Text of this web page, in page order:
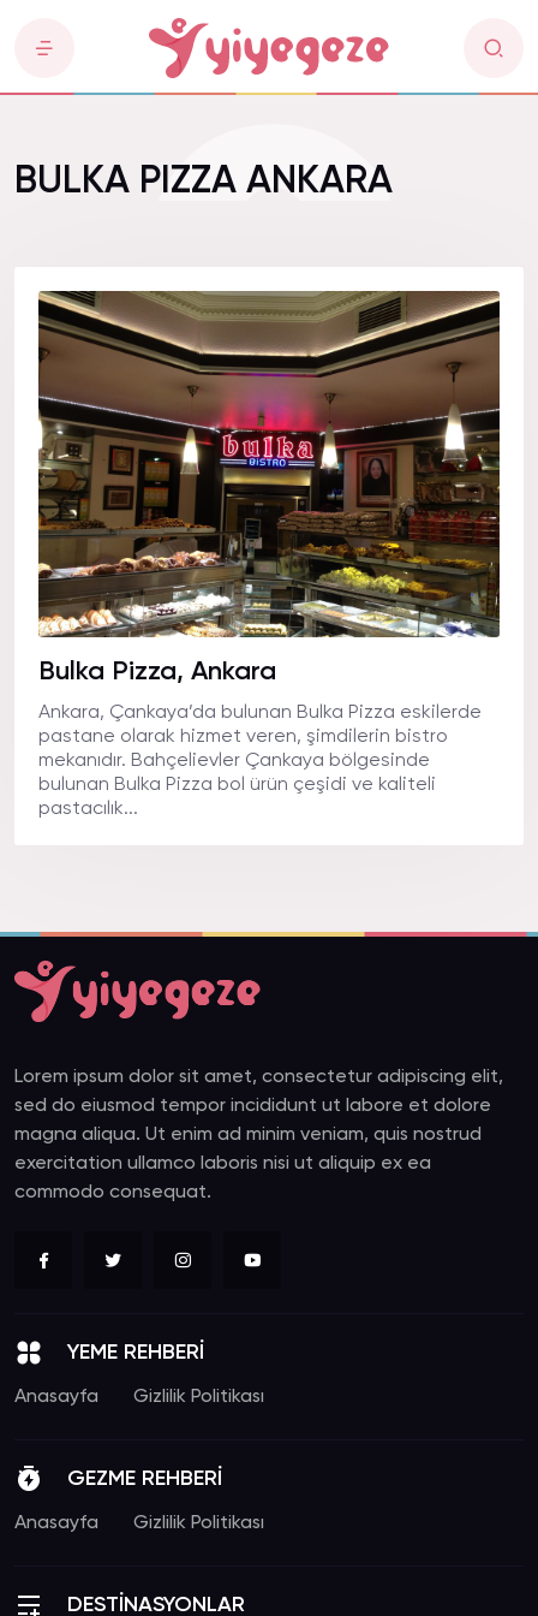
BULKA PIZZA ANKARA
Bulka Pizza, Ankara
Ankara, Çankaya’da bulunan Bulka Pizza eskilerde
pastane olarak hizmet veren, şimdilerin bistro
mekanıdır. Bahçelievler Çankaya bölgesinde
bulunan Bulka Pizza bol ürün çeşidi ve kaliteli
pastacılık...
Lorem ipsum dolor sit amet, consectetur adipiscing elit,
sed do eiusmod tempor incididunt ut labore et dolore
magna aliqua. Ut enim ad minim veniam, quis nostrud
exercitation ullamco laboris nisi ut aliquip ex ea
commodo consequat.
YEME REHBERİ
Anasayfa Gizlilik Politikası
GEZME REHBERİ
Anasayfa Gizlilik Politikası
DESTİNASYONLAR